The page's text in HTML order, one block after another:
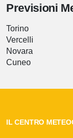
Previsioni
Torino
Vercelli
Novara
Cuneo
IL CENTRO